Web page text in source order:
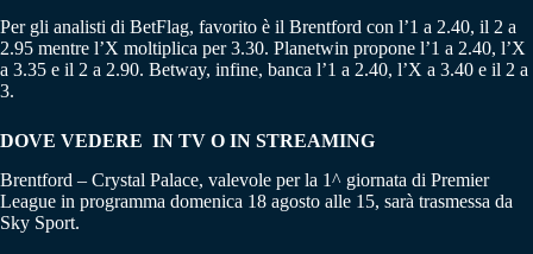
Per gli analisti di BetFlag, favorito è il Brentford con l’1 a 2.40, il 2 a
2.95 mentre l’X moltiplica per 3.30. Planetwin propone l’1 a 2.40, l’X
a 3.35 e il 2 a 2.90. Betway, infine, banca l’1 a 2.40, l’X a 3.40 e il 2 a
3.
DOVE VEDERE IN TV O IN STREAMING
Brentford – Crystal Palace, valevole per la 1^ giornata di Premier
League in programma domenica 18 agosto alle 15, sarà trasmessa da
Sky Sport.